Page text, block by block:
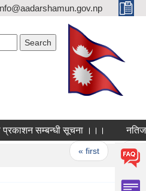
सम्बन्धी सूचना ।।। नतिजा
« first ‹